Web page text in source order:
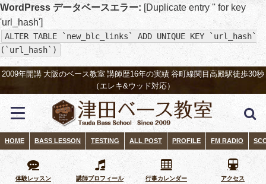
WordPress データベースエラー: [Duplicate entry '' for key
'url_hash']
ALTER TABLE `new_blc_links` ADD UNIQUE KEY `url_hash`
(`url_hash`)
2009年開講 大阪のベース教室 講師歴16年の実績 谷町線関目高殿駅徒歩30秒
（エレキ&ウッド対応）
HOME BASS LESSON TESTING ALL POST PROFILE FM RADIO
体験レッスン 講師プロフィール 行事カレンダー アクセス